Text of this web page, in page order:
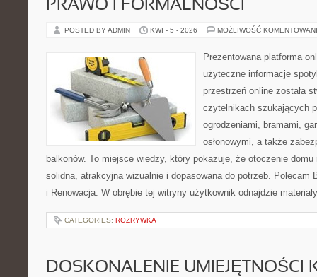
PRAWO I FORMALNOŚCI
POSTED BY ADMIN KWI - 5 - 2026 MOŻLIWOŚĆ
Prezentowana platforma
użyteczne informacje
przestrzeń online została
czytelnikach szukających
ogrodzeniami, bramami,
osłonowymi, a także
balkonów. To miejsce wiedzy, który pokazuje, że otoczenie
solidna, atrakcyjna wizualnie i dopasowana do potrzeb. Polecam
i Renowacja. W obrębie tej witryny użytkownik odnajdzie
CATEGORIES: ROZRYWKA
DOSKONALENIE UMIEJĘTNOŚCI